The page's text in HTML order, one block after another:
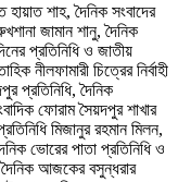
শাহ, দৈনিক সংবাদের
জামান শানু, দৈনিক
প্রতিনিধি ও জাতীয়
নীলফামারী চিত্রের নির্বাহী
প্রতিনিধি, দৈনিক
ফোরাম সৈয়দপুর শাখার
মিজানুর রহমান মিলন,
ভোরের পাতা প্রতিনিধি ও
দৈনিক আজকের বসুন্ধরার